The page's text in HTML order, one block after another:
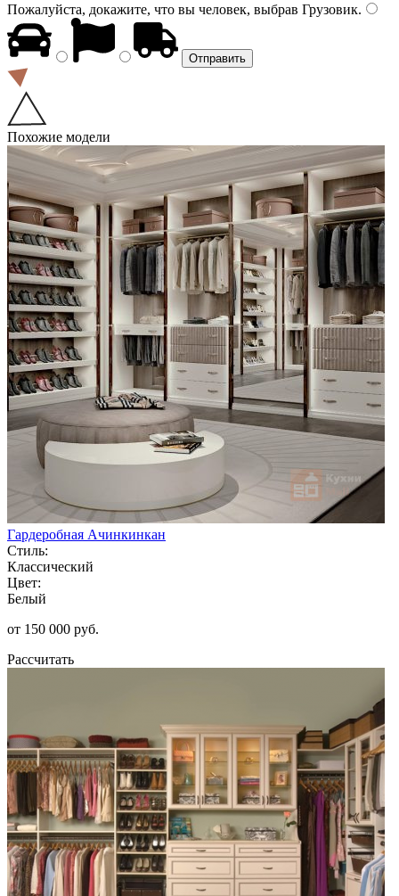
Пожалуйста, докажите, что вы человек, выбрав Грузовик.
Похожие модели
Гардеробная Ачинкинкан
Стиль:
Классический
Цвет:
Белый
от 150 000 руб.
Рассчитать